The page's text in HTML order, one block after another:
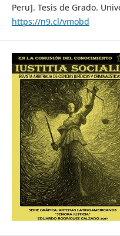
Peru]. Tesis de Grado.
https://n9.cl/vmobd